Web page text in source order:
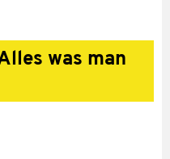
was man